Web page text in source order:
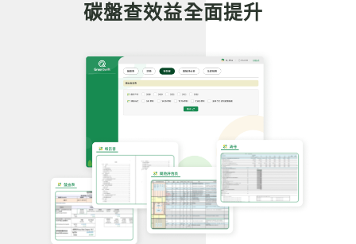
碳盤查效益全面提升